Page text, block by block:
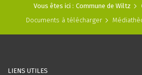
Vous êtes ici : Commune de Wiltz
Documents à télécharger
LIENS UTILES